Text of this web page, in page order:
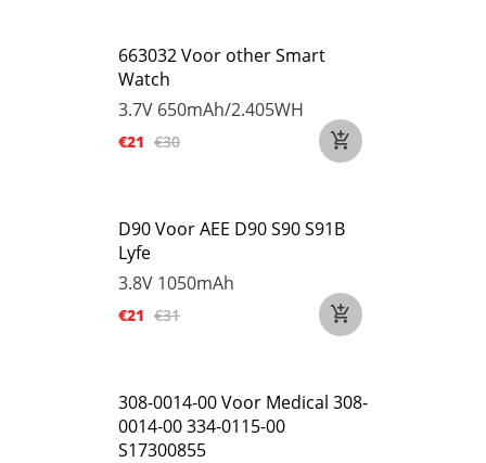
663032 Voor other Smart
Watch
3.7V 650mAh/2.405WH
€21 €30
D90 Voor AEE D90 S90 S91B
Lyfe
3.8V 1050mAh
€21 €31
308-0014-00 Voor Medical 308-
0014-00 334-0115-00
S17300855